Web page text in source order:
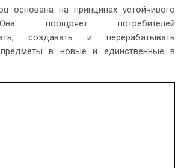
основана на принципах устойчивого
поощряет потребителей
создавать и перерабатывать
в новые и единственные в